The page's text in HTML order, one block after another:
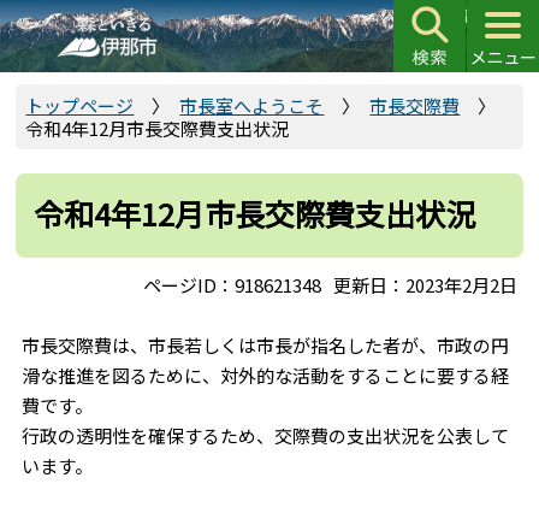
こ
の
ペ
で
トップページ 市長室へようこそ
市長交際費
令和4年12月市長交際費支出状況
令和4年12月市長交際費支出状況
ページID：918621348 更新日：2023年2月2日
市長交際費は、市長若しくは市長が指名した者が、市政の円
滑な推進を図るために、対外的な活動をすることに要する経
費です。
行政の透明性を確保するため、交際費の支出状況を公表して
います。